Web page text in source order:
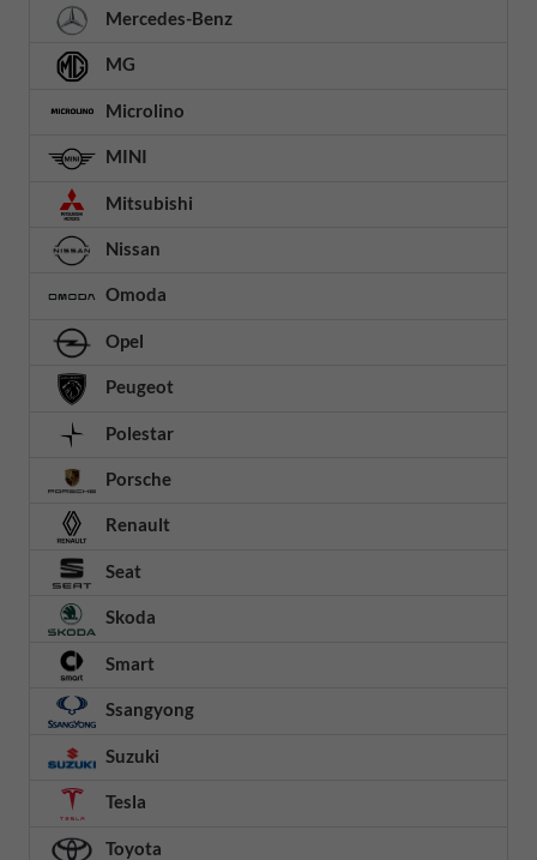
Mercedes-Benz
MG
Microlino
MINI
Mitsubishi
Nissan
Omoda
Opel
Peugeot
Polestar
Porsche
Renault
Seat
Skoda
Smart
Ssangyong
Suzuki
Tesla
Toyota